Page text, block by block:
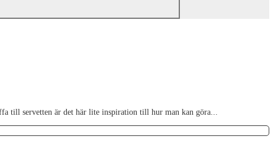
till servetten är det här lite inspiration till hur man kan göra...